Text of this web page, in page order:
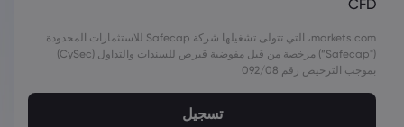
CFD
markets.com، التي تتولى تشغيلها شركة Safecap للاستثمارات المحدودة
("Safecap”) مرخصة من قبل مفوضية قبرص للسندات والتداول (CySec)
بموجب الترخيص رقم 092/08
تسجيل